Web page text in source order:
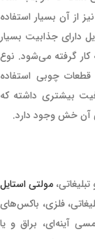
از آن بسیار استفاده
دارای جذابیت بسیار
گرفته می‌شود. نوع
چوبی استفاده
بیشتری داشته که
آن خش وجود دارد.
مولتی استایل
فلزی، باکس‌های
آینه‌ای، براق و یا